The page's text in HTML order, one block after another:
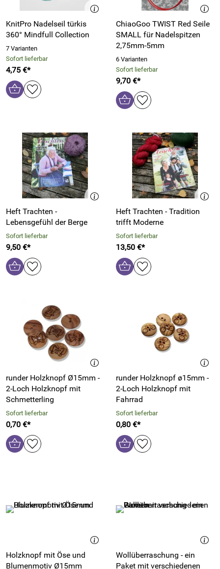
KnitPro Nadelseil türkis
360° Mindfull Collection
7 Varianten
Sofort lieferbar
4,75 €*
ChiaoGoo TWIST Red Seile
SMALL für Nadelspitzen
2,75mm-5mm
6 Varianten
Sofort lieferbar
9,70 €*
Heft Trachten -
Lebensgefühl der Berge
Sofort lieferbar
9,50 €*
Heft Trachten - Tradition
trifft Moderne
Sofort lieferbar
13,50 €*
runder Holzknopf Ø15mm -
2-Loch Holzknopf mit
Schmetterling
Sofort lieferbar
0,70 €*
runder Holzknopf ø15mm -
2-Loch Holzknopf mit
Fahrrad
Sofort lieferbar
0,80 €*
Holzknopf mit Öse und
Blumenmotiv Ø15mm
Wollüberraschung - ein
Paket mit verschiedenen